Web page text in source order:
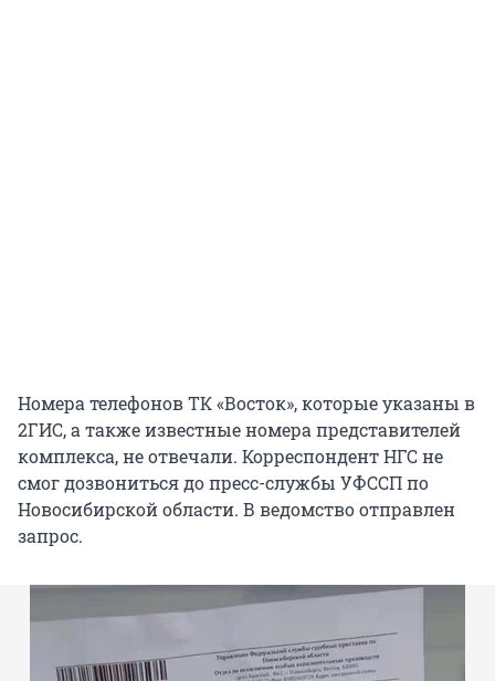
Номера телефонов ТК «Восток», которые указаны в
2ГИС, а также известные номера представителей
комплекса, не отвечали. Корреспондент НГС не
смог дозвониться до пресс-службы УФССП по
Новосибирской области. В ведомство отправлен
запрос.